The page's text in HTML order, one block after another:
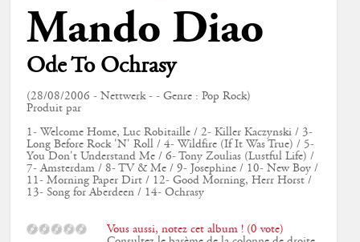
Mando Diao
Ode To Ochrasy
(28/08/2006 - Nettwerk - - Genre : Pop Rock)
Produit par
1- Welcome Home, Luc Robitaille / 2- Killer Kaczynski / 3-
Long Before Rock 'N' Roll / 4- Wildfire (If It Was True) / 5-
You Don't Understand Me / 6- Tony Zoulias (Lustful Life) /
7- Amsterdam / 8- TV & Me / 9- Josephine / 10- New Boy /
11- Morning Paper Dirt / 12- Good Morning, Herr Horst /
13- Song for Aberdeen / 14- Ochrasy
Vous aussi, notez cet album ! (0 vote)